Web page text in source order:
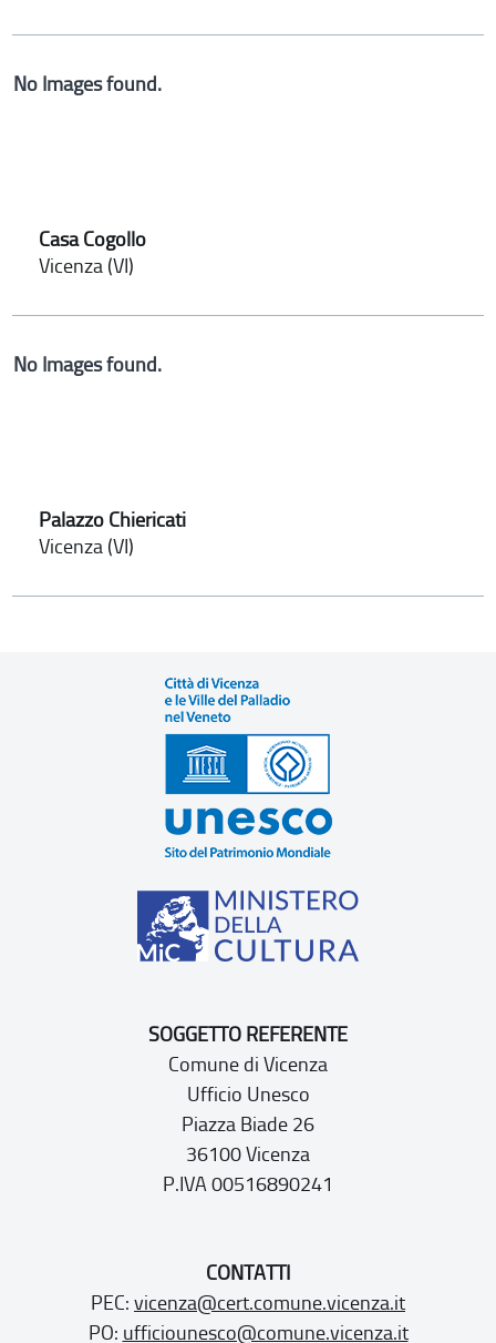
No Images found.
Casa Cogollo
Vicenza (VI)
No Images found.
Palazzo Chiericati
Vicenza (VI)
SOGGETTO REFERENTE
Comune di Vicenza
Ufficio Unesco
Piazza Biade 26
36100 Vicenza
P.IVA 00516890241
CONTATTI
PEC: vicenza@cert.comune.vicenza.it
PO: ufficiounesco@comune.vicenza.it